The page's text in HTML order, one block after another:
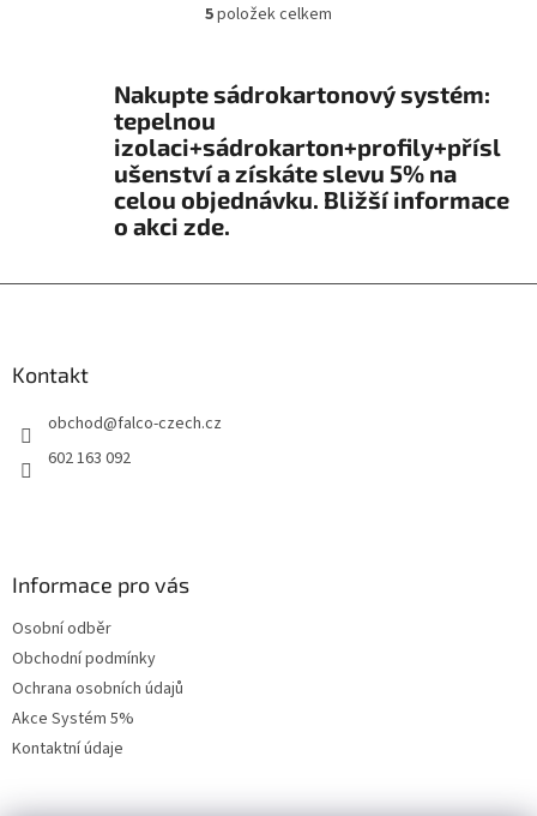
O
á
a
c
í
p
5položek celkem
Nakupte sádrokartonový systém:
tepelnou
izolaci+sádrokarton+profily+přísl
ušenství a získáte slevu 5% na
celou objednávku. Bližší informace
o akci zde.
Kontakt
obchod@falco-czech.cz
602 163 092
Informace pro vás
Osobní odběr
Obchodní podmínky
Ochrana osobních údajů
Akce Systém 5%
Kontaktní údaje